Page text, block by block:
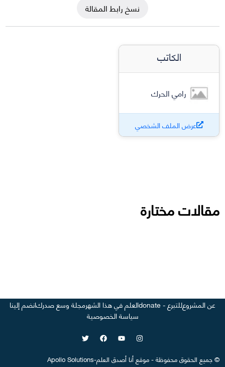
نسخ رابط المقالة
الكاتب
رامي الحرك
عرض الملف الشخصي
مقالات مختارة
عن المشروعللتبرع - donate العلم في هذا الشهرمجلة وسع صدركانضم إلينا
سياسة الخصوصية
©جميع الحقوق محفوظة-موقعأنا أصدق العلم-
Apollo Solutions